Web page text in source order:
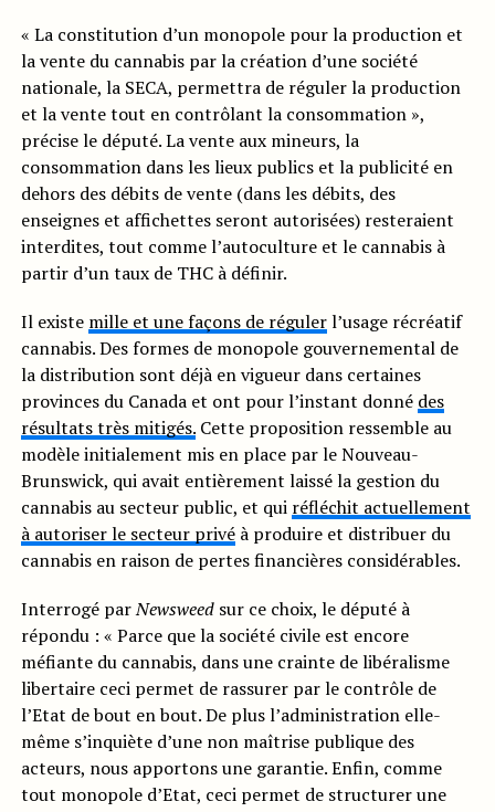
« La constitution d’un monopole pour la production et
la vente du cannabis par la création d’une société
nationale, la SECA, permettra de réguler la production
et la vente tout en contrôlant la consommation »,
précise le député. La vente aux mineurs, la
consommation dans les lieux publics et la publicité en
dehors des débits de vente (dans les débits, des
enseignes et affichettes seront autorisées) resteraient
interdites, tout comme l’autoculture et le cannabis à
partir d’un taux de THC à définir.
Il existe mille et une façons de régulerl’usage récréatif
cannabis. Des formes de monopole gouvernemental de
la distribution sont déjà en vigueur dans certaines
provinces du Canada et ont pour l’instant donné des
résultats très mitigés.Cette proposition ressemble au
modèle initialement mis en place par le Nouveau-
Brunswick, qui avait entièrement laissé la gestion du
cannabis au secteur public, et qui réfléchit actuellement
à autoriser le secteur privéà produire et distribuer du
cannabis en raison de pertes financières considérables.
Interrogé parNewsweedsur ce choix, le député à
répondu : « Parce que la société civile est encore
méfiante du cannabis, dans une crainte de libéralisme
libertaire ceci permet de rassurer par le contrôle de
l’Etat de bout en bout. De plus l’administration elle-
même s’inquiète d’une non maîtrise publique des
acteurs, nous apportons une garantie. Enfin, comme
tout monopole d’Etat, ceci permet de structurer une